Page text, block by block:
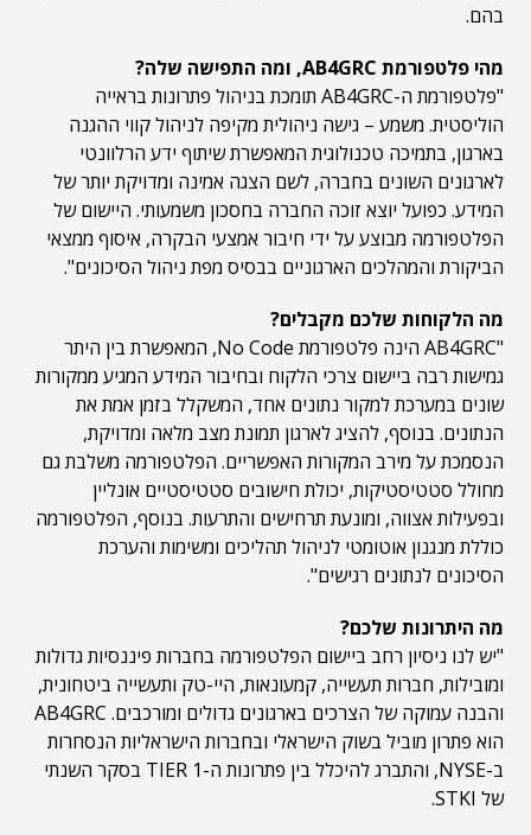
בהם.
מהי פלטפורמת AB4GRC, ומה התפישה שלה?
"פלטפורמת ה-AB4GRC תומכת בניהול פתרונות בראייה
הוליסטית. משמע – גישה ניהולית מקיפה לניהול קווי ההגנה
בארגון, בתמיכה טכנולוגית המאפשרת שיתוף ידע הרלוונטי
לארגונים השונים בחברה, לשם הצגה אמינה ומדויקת יותר של
המידע. כפועל יוצא זוכה החברה בחסכון משמעותי. היישום של
הפלטפורמה מבוצע על ידי חיבור אמצעי הבקרה, איסוף ממצאי
הביקורת והמהלכים הארגוניים בבסיס מפת ניהול הסיכונים".
מה הלקוחות שלכם מקבלים?
"AB4GRC הינה פלטפורמת No Code, המאפשרת בין היתר
גמישות רבה ביישום צרכי הלקוח ובחיבור המידע המגיע ממקורות
שונים במערכת למקור נתונים אחד, המשקלל בזמן אמת את
הנתונים. בנוסף, להציג לארגון תמונת מצב מלאה ומדויקת,
הנסמכת על מירב המקורות האפשריים. הפלטפורמה משלבת גם
מחולל סטטיסטיקות, יכולת חישובים סטטיסטיים אונליין
ובפעילות אצווה, ומונעת תרחישים והתרעות. בנוסף, הפלטפורמה
כוללת מנגנון אוטומטי לניהול תהליכים ומשימות והערכת
הסיכונים לנתונים רגישים".
מה היתרונות שלכם?
"יש לנו ניסיון רחב ביישום הפלטפורמה בחברות פיננסיות גדולות
ומובילות, חברות תעשייה, קמעונאות, היי-טק ותעשייה ביטחונית,
והבנה עמוקה של הצרכים בארגונים גדולים ומורכבים. AB4GRC
הוא פתרון מוביל בשוק הישראלי ובחברות הישראליות הנסחרות
ב-NYSE, והתברג להיכלל בין פתרונות ה-TIER 1 בסקר השנתי
של STKI.